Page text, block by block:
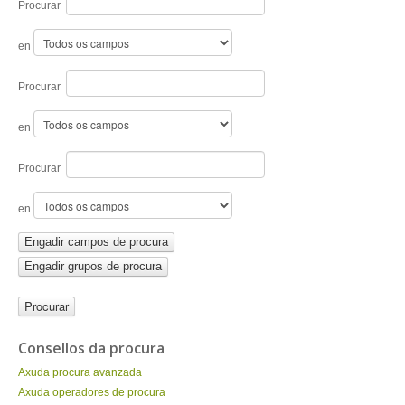
Procurar
en
Procurar
en
Procurar
en
Engadir campos de procura
Engadir grupos de procura
Consellos da procura
Axuda procura avanzada
Axuda operadores de procura